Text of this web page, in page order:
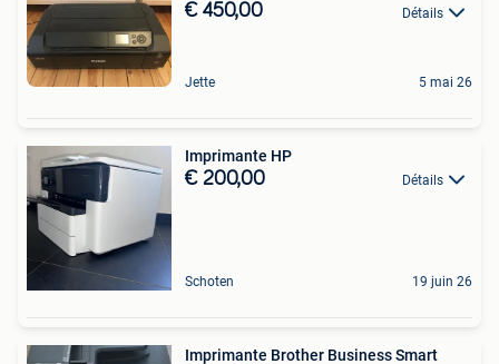
€ 450,00 Détails
Jette 5 mai 26
Imprimante HP
€ 200,00 Détails
Schoten 19 juin 26
Imprimante Brother Business Smart